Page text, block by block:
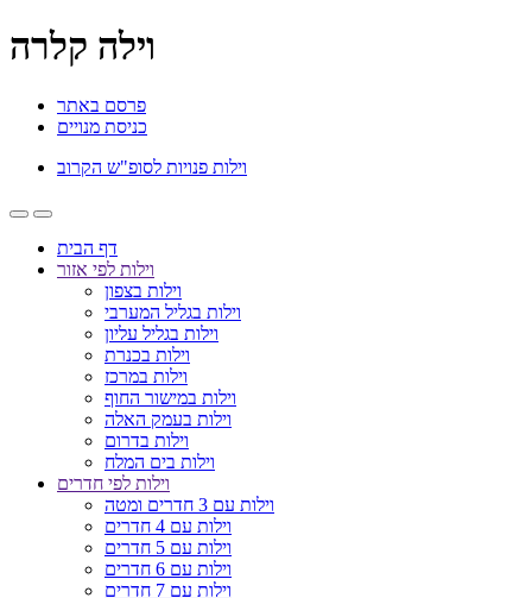
וילה קלרה
פרסם באתר
כניסת מנויים
וילות פנויות לסופ"ש הקרוב
דף הבית
וילות לפי אזור
וילות בצפון
וילות בגליל המערבי
וילות בגליל עליון
וילות בכנרת
וילות במרכז
וילות במישור החוף
וילות בעמק האלה
וילות בדרום
וילות בים המלח
וילות לפי חדרים
וילות עם 3 חדרים ומטה
וילות עם 4 חדרים
וילות עם 5 חדרים
וילות עם 6 חדרים
וילות עם 7 חדרים